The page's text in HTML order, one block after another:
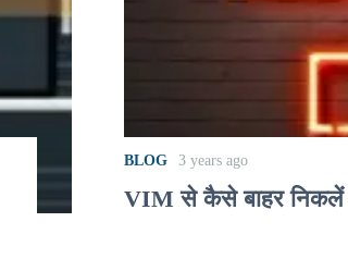
BLOG 3 years ago
VIM से कैसे बाहर निकलें